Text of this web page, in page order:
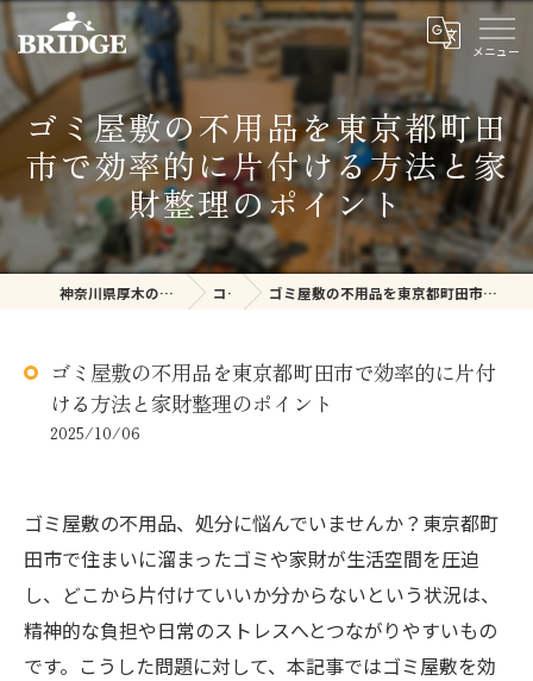
ゴミ屋敷の不用品を東京都町田
市で効率的に片付ける方法と家
財整理のポイント
神奈川県厚木の不用品回収ならBRIDGE コラム ゴミ屋敷の不用品を東京都町田市で効率的に片付ける方法と家財整理のポイント
ゴミ屋敷の不用品を東京都町田市で効率的に片付
ける方法と家財整理のポイント
2025/10/06
ゴミ屋敷の不用品、処分に悩んでいませんか？東京都町
田市で住まいに溜まったゴミや家財が生活空間を圧迫
し、どこから片付けていいか分からないという状況は、
精神的な負担や日常のストレスへとつながりやすいもの
です。こうした問題に対して、本記事ではゴミ屋敷を効